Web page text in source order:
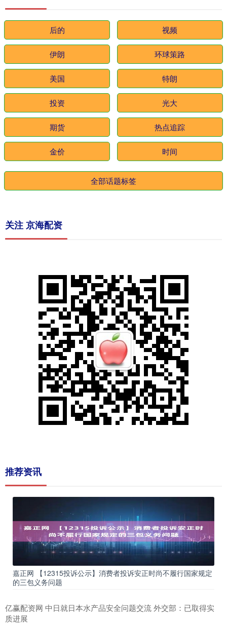
后的 视频
伊朗 环球策路
美国 特朗
投资 光大
期货 热点追踪
金价 时间
全部话题标签
关注 京海配资
推荐资讯
嘉正网 【12315投诉公示】消费者投诉安正时尚不履行国家规定
的三包义务问题
亿赢配资网 中日就日本水产品安全问题交流 外交部：已取得实
质进展